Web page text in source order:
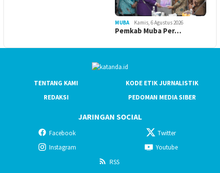
MUBA Kamis, 6 Agustus 2026
Pemkab Muba Per…
TENTANG KAMI
KODE ETIK JURNALISTIK
REDAKSI
PEDOMAN MEDIA SIBER
JARINGAN SOCIAL
Facebook
Twitter
Instagram
Youtube
RSS